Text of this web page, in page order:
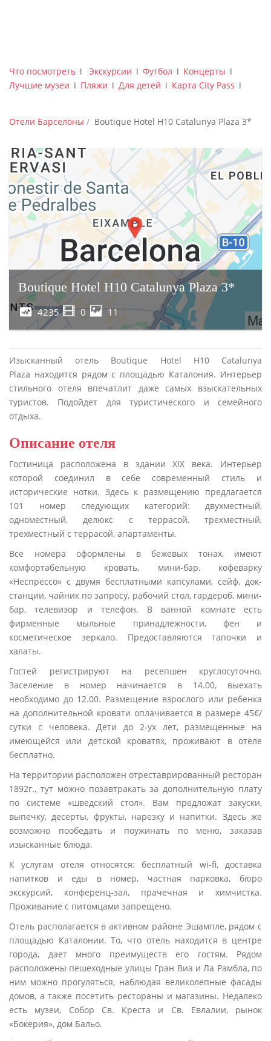
Что посмотреть ǀ Экскурсии ǀ Футбол ǀ Концерты ǀ
Лучшие музеи ǀ Пляжи ǀ Для детей ǀ Карта City Pass ǀ
Отели Барселоны Boutique Hotel H10 Catalunya Plaza 3*
Boutique Hotel H10 Catalunya Plaza 3*
4235 0 11
Изысканный отель Boutique Hotel H10 Catalunya
Plaza находится рядом с площадью Каталония. Интерьер
стильного отеля впечатлит даже самых взыскательных
туристов. Подойдет для туристического и семейного
отдыха.
Описание отеля
Гостиница расположена в здании XIX века. Интерьер
которой соединил в себе современный стиль и
исторические нотки. Здесь к размещению предлагается
101 номер следующих категорий: двухместный,
одноместный, делюкс с террасой, трехместный,
трехместный с террасой, апартаменты.
Все номера оформлены в бежевых тонах, имеют
комфортабельную кровать, мини-бар, кофеварку
«Неспрессо» с двумя бесплатными капсулами, сейф, док-
станции, чайник по запросу, рабочий стол, гардероб, мини-
бар, телевизор и телефон. В ванной комнате есть
фирменные мыльные принадлежности, фен и
косметическое зеркало. Предоставляются тапочки и
халаты.
Гостей регистрируют на ресепшен круглосуточно.
Заселение в номер начинается в 14.00, выехать
необходимо до 12.00. Размещение взрослого или ребенка
на дополнительной кровати оплачивается в размере 45€/
сутки с человека. Дети до 2-ух лет, размещенные на
имеющейся или детской кроватях, проживают в отеле
бесплатно.
На территории расположен отреставрированный ресторан
1892г., тут можно позавтракать за дополнительную плату
по системе «шведский стол». Вам предложат закуски,
выпечку, десерты, фрукты, нарезку и напитки. Здесь же
возможно пообедать и поужинать по меню, заказав
изысканные блюда.
К услугам отеля относятся: бесплатный wi-fi, доставка
напитков и еды в номер, частная парковка, бюро
экскурсий, конференц-зал, прачечная и химчистка.
Проживание с питомцами запрещено.
Отель располагается в активном районе Эшампле, рядом с
площадью Каталонии. То, что отель находится в центре
города, дает много преимуществ его гостям. Рядом
расположены пешеходные улицы Гран Виа и Ла Рамбла, по
ним можно прогуляться, наблюдая великолепные фасады
домов, а также посетить рестораны и магазины. Недалеко
есть музеи, Собор Св. Креста и Св. Евлалии, рынок
«Бoкерия», дом Бальо.